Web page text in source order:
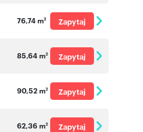
76,74 m2
Zapytaj
85,64 m2
Zapytaj
90,52 m2
Zapytaj
62,36 m2
Zapytaj